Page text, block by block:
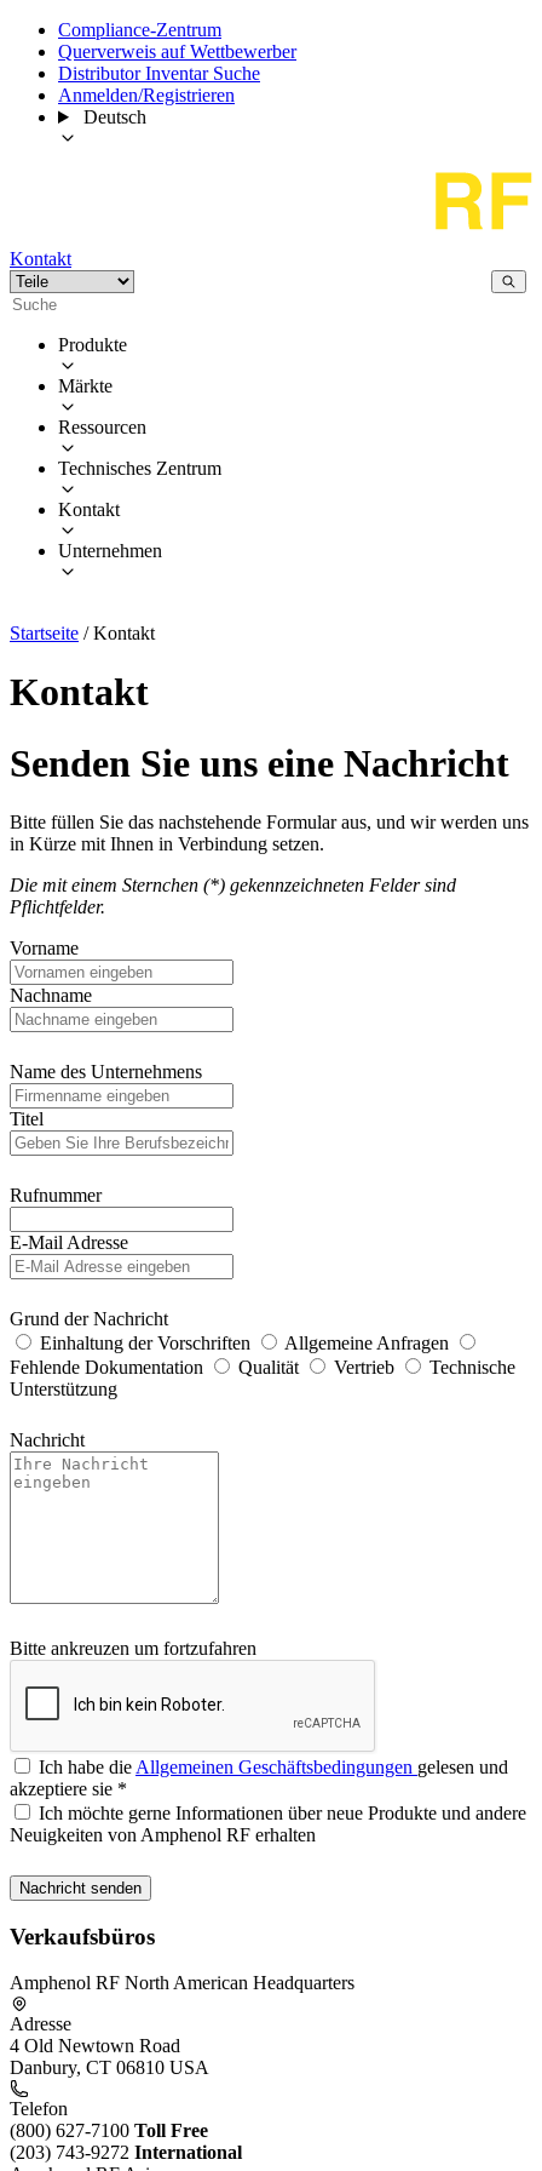
Compliance-Zentrum
Querverweis auf Wettbewerber
Distributor Inventar Suche
Anmelden/Registrieren
Deutsch
Kontakt
Produkte
Märkte
Ressourcen
Technisches Zentrum
Kontakt
Unternehmen
Startseite / Kontakt
Kontakt
Senden Sie uns eine Nachricht
Bitte füllen Sie das nachstehende Formular aus, und wir werden uns
in Kürze mit Ihnen in Verbindung setzen.
Die mit einem Sternchen (*) gekennzeichneten Felder sind
Pflichtfelder.
Vorname
Nachname
Name des Unternehmens
Titel
Rufnummer
E-Mail Adresse
Grund der Nachricht
Einhaltung der Vorschriften
Allgemeine Anfragen
Fehlende Dokumentation
Qualität Vertrieb
Technische
Unterstützung
Nachricht
Bitte ankreuzen um fortzufahren
Ich habe die Allgemeinen Geschäftsbedingungen gelesen und
akzeptiere sie *
Ich möchte gerne Informationen über neue Produkte und andere
Neuigkeiten von Amphenol RF erhalten
Verkaufsbüros
Amphenol RF North American Headquarters
Adresse
4 Old Newtown Road
Danbury, CT 06810 USA
Telefon
(800) 627-7100 Toll Free
(203) 743-9272 International